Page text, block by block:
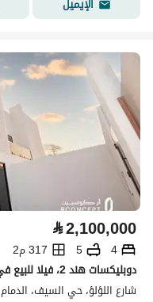
الإيميل
⃁2,100,000
4
5
317 م2
دوبليكسات هند 2، فيلا للبيع في السيف، الدمام
شارع اللؤلؤ، حي السيف، الدمام